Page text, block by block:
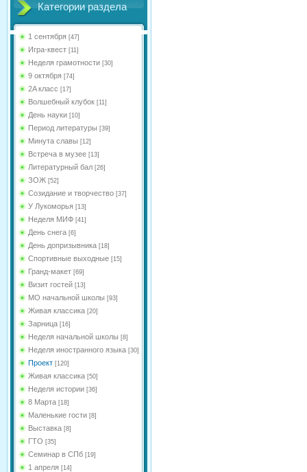
Категории раздела
1 сентября [47]
Игра-квест [11]
Неделя грамотности [30]
9 октября [74]
2A класс [17]
Волшебный клубок [11]
День науки [10]
Период литературы [39]
Минута славы [12]
Встреча в музее [13]
Литературный бал [26]
ЗОЖ [52]
Созидание и творчество [37]
У Лукоморья [13]
Неделя МИФ [41]
День снега [6]
День допризывника [18]
Спортивные выходные [15]
Гранд-макет [69]
Визит гостей [13]
МО начальной школы [93]
Живая классика [20]
Зарница [16]
Неделя начальной школы [8]
Неделя иностранного языка [30]
Проект [120]
Живая классика [50]
Неделя истории [36]
8 Марта [18]
Маленькие гости [8]
Выставка [8]
ГТО [35]
Семинар в СПб [19]
1 апреля [14]